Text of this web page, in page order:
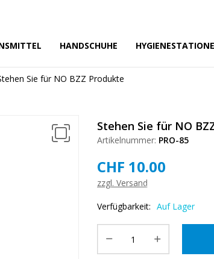
HANDSCHUHE
Sie für NO BZZ Produkte
Stehen Sie für NO
Artikelnummer: PRO-85
CHF 10.00
zzgl. Versand
Verfügbarkeit: Auf Lager
❅
❅